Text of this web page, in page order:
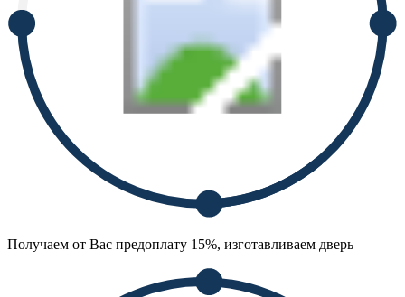
Получаем от Вас предоплату 15%, изготавливаем дверь